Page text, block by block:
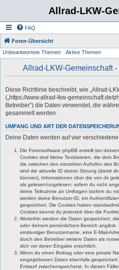
Allrad-LKW-
FAQ
Foren-Übersicht
Unbeantwortete Themen Aktive Themen
Allrad-LKW-Gemeinschaft
Diese Richtlinie beschreibt, wie „Allrad-
(„https://www.allrad-lkw-gemeinschaft.de/
Betreiber“) die Daten verwendet, die
gesammelt werden.
UMFANG UND ART DER
Deine Daten werden auf vier
Die Forensoftware phpBB erstellt bei
Cookies sind kleine Textdateien, die dein
die zwischen den einzelnen Aufrufen des
sind die aktuelle ID deiner Sitzung (damit
können), Informationen über die von dir
als gelesen/ungelesen; sofern du nicht
deine Teilnahme an Umfragen (sofern du
werden deine Benutzer-ID, ein
gespeichert. Die Cookies haben
Cookies kannst du jederzeit über die
Weiterhin werden die Daten gespeichert,
oder deinem persönlichem Bereich
eindeutiger Benutzername, eine E-Mail-
durch den Betreiber weitere Daten als
dich vor deren Eingabe ersichtlich.
Wenn du einen Beitrag oder eine private
eingegebenen Daten ebenfalls
Entwurf zwischenspeicherst. In diesen